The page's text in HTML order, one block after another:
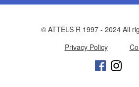
© ATTĒLS R 1997 - 2024 All
Privacy Policy